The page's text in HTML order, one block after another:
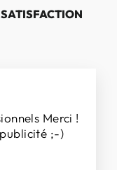
Merci !
;-)